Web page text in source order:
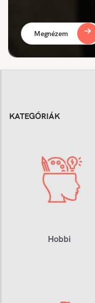
Megnézem
KATEGÓRIÁK
Hobbi